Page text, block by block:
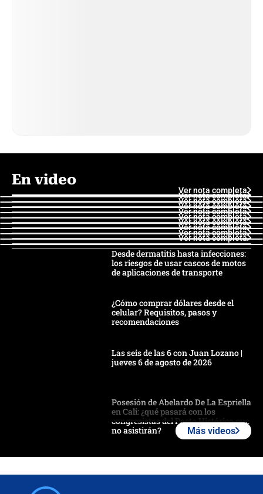
En video
Ver nota completa
Ver nota completa
Ver nota completa
Ver nota completa
Ver nota completa
Ver nota completa
Ver nota completa
Ver nota completa
Ver nota completa
Ver nota completa
Desde dermatitis hasta infecciones:
los riesgos de usar cascos de motos
de aplicaciones de transporte
¿Cómo comprar dólares desde el
celular? Requisitos, pasos y
recomendaciones
Las seis de las 6 con Juan Lozano |
jueves 6 de agosto de 2026
Posesión de Abelardo De La Espriella
en Cali: ¿qué pasará con los
congresistas del Pacto Histórico que
no asistirán?
Más videos